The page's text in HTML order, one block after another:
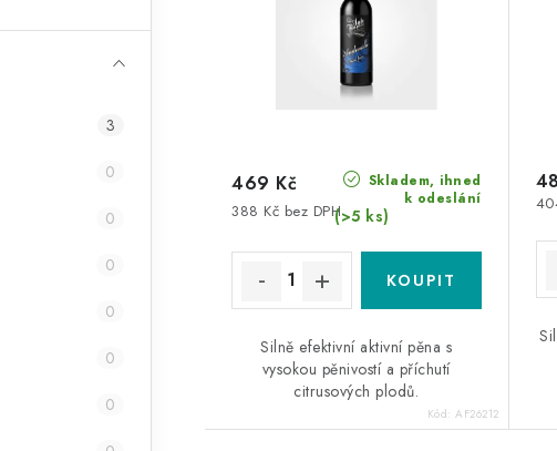
3
0
0
0
0
0
0
k
t
ů
Skladem, ihned
k odeslání
(>5 ks)
388 Kč bez DPH
469 Kč
Silně efektivní aktivní pěna s
vysokou pěnivostí a příchutí
citrusových plodů.
Kód:AF26212